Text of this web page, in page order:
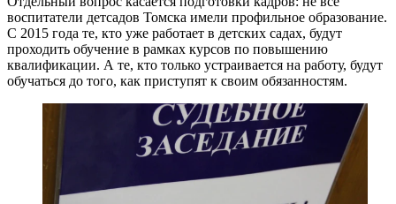
воспитатели детсадов Томска имели профильное образование.
С 2015 года те, кто уже работает в детских садах, будут
проходить обучение в рамках курсов по повышению
квалификации. А те, кто только устраивается на работу, будут
обучаться до того, как приступят к своим обязанностям.